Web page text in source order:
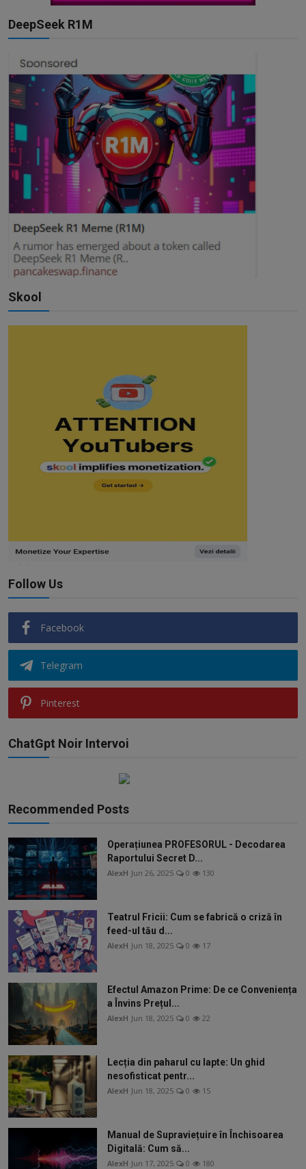
DeepSeek R1M
Skool
Follow Us
Facebook
Telegram
Pinterest
ChatGpt Noir Intervoi
Recommended Posts
Operațiunea PROFESORUL - Decodarea
Raportului Secret D...
AlexH Jun 26, 2025 0 130
Teatrul Fricii: Cum se fabrică o criză în
feed-ul tău d...
AlexH Jun 18, 2025 0 17
Efectul Amazon Prime: De ce Conveniența
a Învins Prețul...
AlexH Jun 18, 2025 0 22
Lecția din paharul cu lapte: Un ghid
nesofisticat pentr...
AlexH Jun 18, 2025 0 15
Manual de Supraviețuire în Închisoarea
Digitală: Cum să...
AlexH Jun 17, 2025 0 180